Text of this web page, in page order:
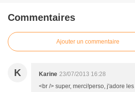
Commentaires
Ajouter un commentaire
K Karine 23/07/2013 16:28
<br /> super, merci!perso, j'adore